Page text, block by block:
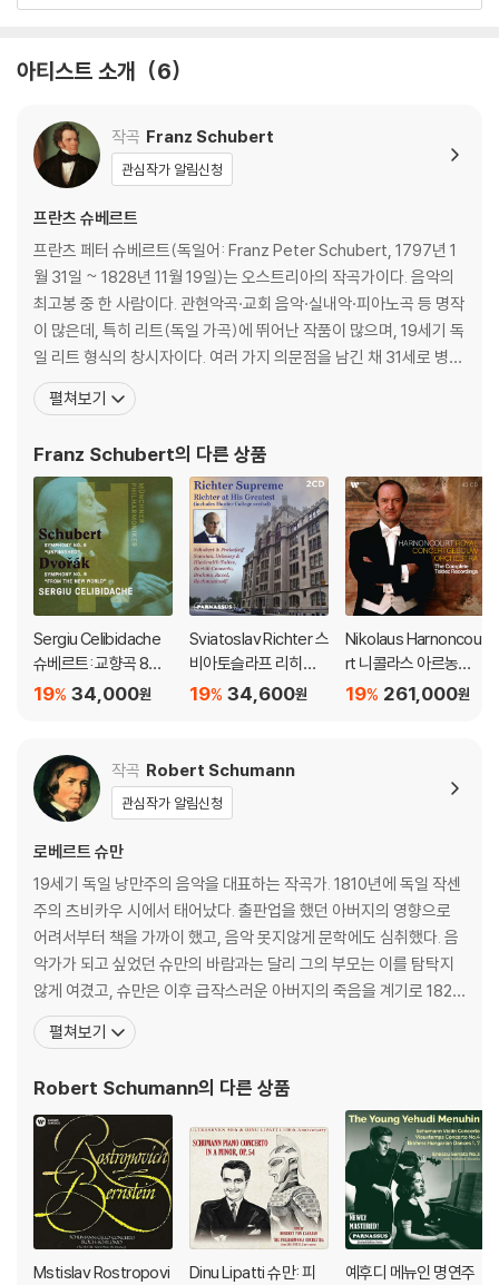
아티스트 소개 6
작곡 Franz Schubert
관심작가 알림신청
프란츠 슈베르트
프란츠 페터 슈베르트(독일어: Franz Peter Schubert, 1797년 1
월 31일 ~ 1828년 11월 19일)는 오스트리아의 작곡가이다. 음악의
최고봉 중 한 사람이다. 관현악곡·교회 음악·실내악·피아노곡 등 명작
이 많은데, 특히 리트(독일 가곡)에 뛰어난 작품이 많으며, 19세기 독
일 리트 형식의 창시자이다. 여러 가지 의문점을 남긴 채 31세로 병사
한 그는 가난과 타고난 병약함 등의 어려움에도 불구하고 600여 편
의 가곡, 13편의 교향곡, 소나타, 오페라 등을 작곡했으며, 가곡의 왕
슐레지엔의
펼쳐보기
Franz Schubert의 다른 상품
Sergiu Celibidache
슈베르트: 교향곡 8번
'미완성' / 드보르작: 교
ished Symphony / D
vorak: From the Ne
w World) [UHQCD]
34,000원
19%
Sviatoslav Richter 스
비아토슬라프 리히테
르 라이브 레코딩 모음
atest)
34,600원
19%
Nikolaus Harnoncou
rt 니콜라스 아르농쿠
르 RCO 텔덱 녹음 전집
261,000원
19%
작곡 Robert Schumann
관심작가 알림신청
로베르트 슈만
19세기 독일 낭만주의 음악을 대표하는 작곡가. 1810년에 독일 작센
주의 츠비카우 시에서 태어났다. 출판업을 했던 아버지의 영향으로
어려서부터 책을 가까이 했고, 음악 못지않게 문학에도 심취했다. 음
악가가 되고 싶었던 슈만의 바람과는 달리 그의 부모는 이를 탐탁지
않게 여겼고, 슈만은 이후 급작스러운 아버지의 죽음을 계기로 1828
년에 법학을 공부하기 위해 라이프치히 대학에 입학한다. 하지만 음
악에 대한 마음을 버리지 못하고 피아노 공부를 이어가던 중 유명 피
그렇게 슈만은 열정적으로 음악에 빠져들었으나 혹독한
펼쳐보기
Robert Schumann의 다른 상품
Mstislav Rostropovi
Dinu Lipatti 슈만: 피
예후디 메뉴인 명연주